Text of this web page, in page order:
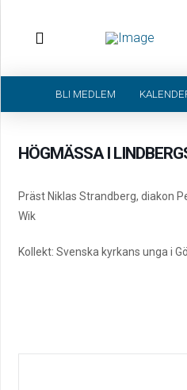
BLI MEDLEM
HÖGMÄSSA I
Präst Niklas Strandberg, diakon
Wik
Kollekt: Svenska kyrkans unga i